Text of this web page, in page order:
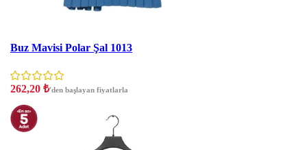
Buz Mavisi Polar Şal 1013
262,20 ₺'den başlayan fiyatlarla